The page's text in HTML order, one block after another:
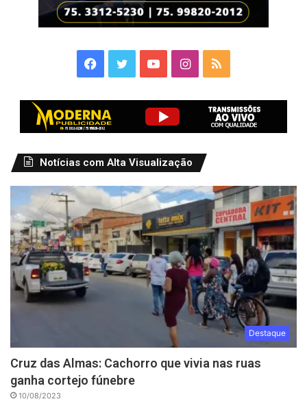
Facebook
TwitterYouTubeInstagram
RSS
Notícias com Alta Visualização
Destaque
Cruz das Almas: Cachorro que vivia nas ruas
ganha cortejo fúnebre
10/08/2023